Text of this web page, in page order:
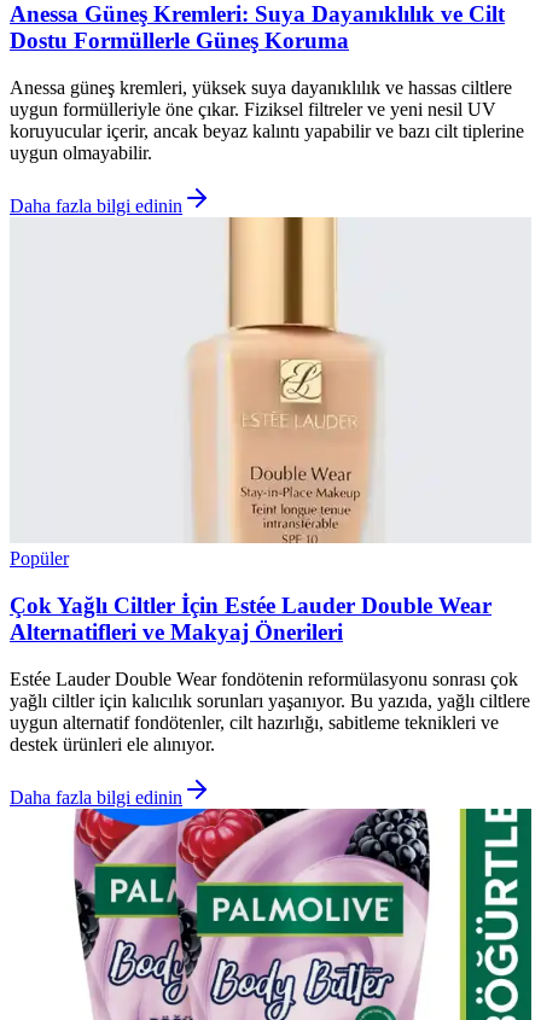
Anessa Güneş Kremleri: Suya Dayanıklılık ve Cilt
Dostu Formüllerle Güneş Koruma
Anessa güneş kremleri, yüksek suya dayanıklılık ve hassas ciltlere
uygun formülleriyle öne çıkar. Fiziksel filtreler ve yeni nesil UV
koruyucular içerir, ancak beyaz kalıntı yapabilir ve bazı cilt tiplerine
uygun olmayabilir.
Daha fazla bilgi edinin
Popüler
Çok Yağlı Ciltler İçin Estée Lauder Double Wear
Alternatifleri ve Makyaj Önerileri
Estée Lauder Double Wear fondötenin reformülasyonu sonrası çok
yağlı ciltler için kalıcılık sorunları yaşanıyor. Bu yazıda, yağlı ciltlere
uygun alternatif fondötenler, cilt hazırlığı, sabitleme teknikleri ve
destek ürünleri ele alınıyor.
Daha fazla bilgi edinin